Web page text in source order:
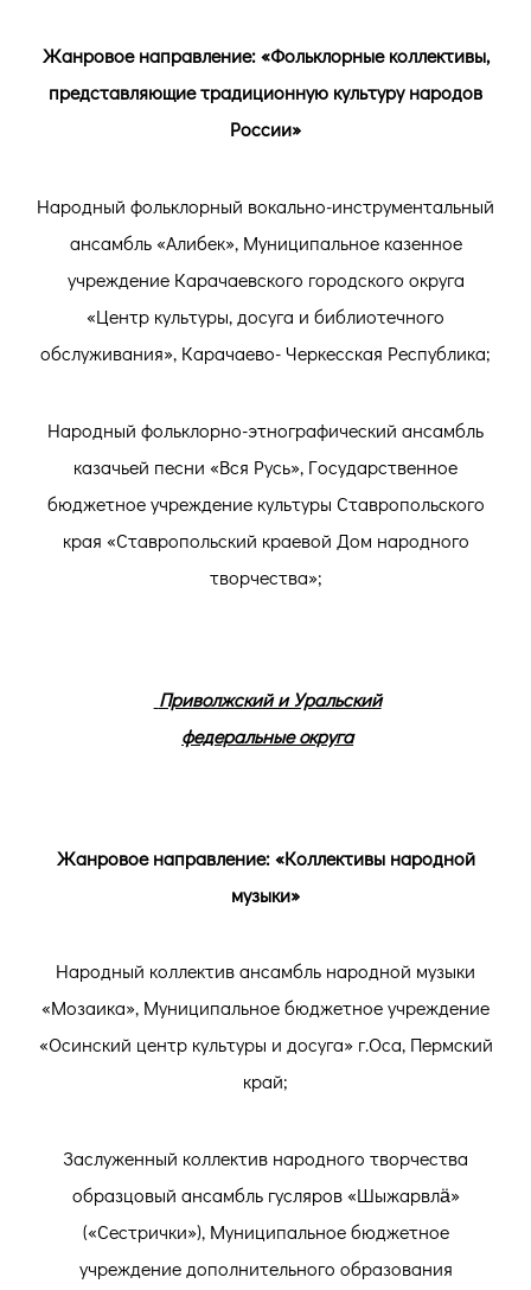
Жанровое направление: «Фольклорные коллективы,
представляющие традиционную культуру народов
России»
Народный фольклорный вокально-инструментальный
ансамбль «Алибек», Муниципальное казенное
учреждение Карачаевского городского округа
«Центр культуры, досуга и библиотечного
обслуживания», Карачаево- Черкесская Республика;
Народный фольклорно-этнографический ансамбль
казачьей песни «Вся Русь», Государственное
бюджетное учреждение культуры Ставропольского
края «Ставропольский краевой Дом народного
творчества»;
Приволжский и Уральский
федеральные округа
Жанровое направление: «Коллективы народной
музыки»
Народный коллектив ансамбль народной музыки
«Мозаика», Муниципальное бюджетное учреждение
«Осинский центр культуры и досуга» г.Оса, Пермский
край;
Заслуженный коллектив народного творчества
образцовый ансамбль гусляров «Шыжарвлӓ»
(«Сестрички»), Муниципальное бюджетное
учреждение дополнительного образования